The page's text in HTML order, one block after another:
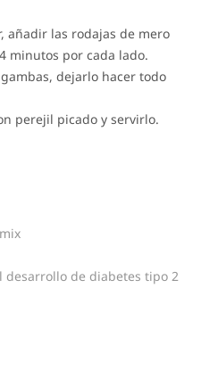
añadir las rodajas de mero
minutos por cada lado.
dejarlo hacer todo
perejil picado y servirlo.
desarrollo de diabetes tipo 2